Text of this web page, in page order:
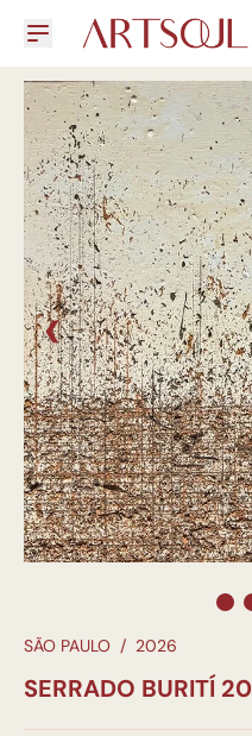
❮
SÃO PAULO / 2026
SERRADO BURITÍ 20